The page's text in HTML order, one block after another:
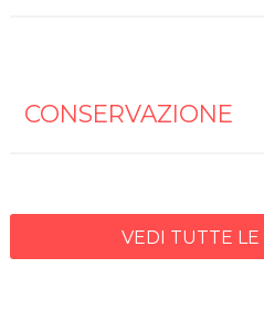
CONSERVAZIONE
VEDI TUTTE LE